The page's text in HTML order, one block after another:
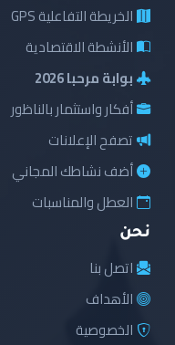
الخريطة التفاعلية GPS
الأنشطة الاقتصادية
بوابة مرحبا 2026
أفكار واستثمار بالناظور
تصفح الإعلانات
أضف نشاطك المجاني
العطل والمناسبات
نحن
اتصل بنا
الأهداف
الخصوصية